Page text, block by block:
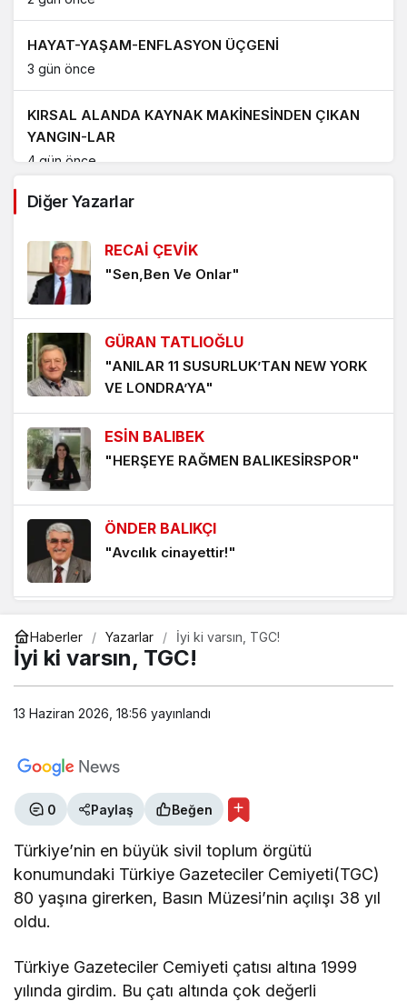
HAYAT-YAŞAM-ENFLASYON ÜÇGENİ
3 gün önce
KIRSAL ALANDA KAYNAK MAKİNESİNDEN ÇIKAN
YANGIN-LAR
4 gün önce
PORT BAGAJ, ARAÇ ÜSTÜ ÇADIR VE KAYAK
KAZALARI ‘UMARIM’ ARTMAZ
6 gün önce
YENİDEN YAZILAN ‘AMAN PETROL CANIM PETROL’
ŞARKISI
1 hafta önce
‘YENİDEN AKÇAYPORT’ KALICI OLMALI
1 hafta önce
TERS DURAN TERAZİ KEFESİNDEN DÜŞEN İNTİBAK
YASASI
1 hafta önce
FİGÜRANLIK YAPMAK VE FİGÜRANLIK YAPTIRMAK
1 hafta önce
Diğer Yazarlar
RECAİ ÇEVİK
"Sen,Ben Ve Onlar"
GÜRAN TATLIOĞLU
"ANILAR 11 SUSURLUK’TAN NEW YORK
VE LONDRA’YA"
ESİN BALIBEK
"HERŞEYE RAĞMEN BALIKESİRSPOR"
ÖNDER BALIKÇI
"Avcılık cinayettir!"
"VATAN, MİLLET ve BAYRAK SEVGİSİ"
ALP KAAN
RECAİ ÇEVİK
"Savruk düşünceler"
ÖNDER BALIKÇI
RECAİ ÇEVİK
Haberler Yazarlar İyi ki varsın, TGC!
İyi ki varsın, TGC!
13 Haziran 2026, 18:56 yayınlandı
0 Paylaş Beğen
Türkiye’nin en büyük sivil toplum örgütü
konumundaki Türkiye Gazeteciler Cemiyeti(TGC)
80 yaşına girerken, Basın Müzesi’nin açılışı 38 yıl
oldu.
Türkiye Gazeteciler Cemiyeti çatısı altına 1999
yılında girdim. Bu çatı altında çok değerli